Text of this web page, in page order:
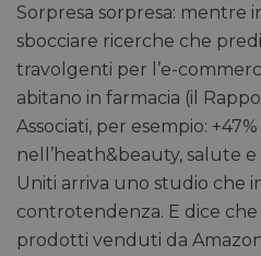
Sorpresa sorpresa: mentre
sbocciare ricerche che
travolgenti per l’e-
abitano in farmacia (il
Associati, per esempio:
nell’heath&beauty, salute
Uniti arriva uno studio che
controtendenza. E dice che
prodotti venduti da